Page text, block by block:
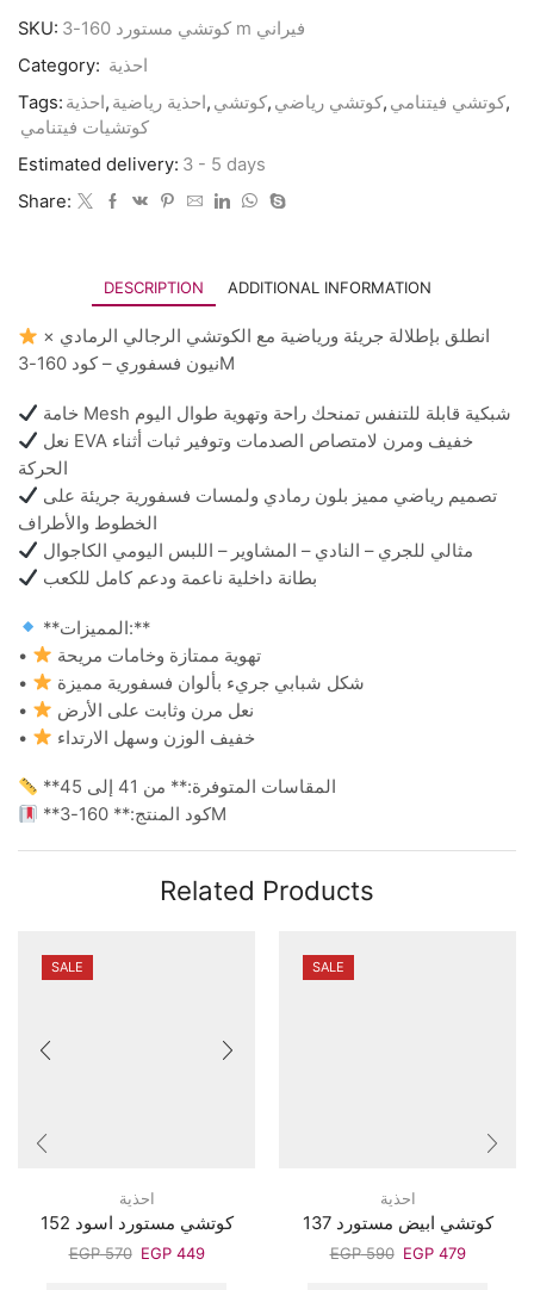
SKU:
كوتشي مستورد 160-3 m فيراني
Category: احذية
Tags: احذية, احذية رياضية, كوتشي, كوتشي رياضي, كوتشي فيتنامي,
كوتشيات فيتنامي
Estimated delivery: 3 - 5 days
Share:
DESCRIPTION ADDITIONAL INFORMATION
نيون فسفوري – كود 160-3M
خامة Mesh شبكية قابلة للتنفس تمنحك راحة وتهوية طوال اليوم
الحركة
الخطوط والأطراف
مثالي للجري – النادي – المشاوير – اللبس اليومي الكاجوال
بطانة داخلية ناعمة ودعم كامل للكعب
**المميزات:**
•
تهوية ممتازة وخامات مريحة
•
شكل شبابي جريء بألوان فسفورية مميزة
•
نعل مرن وثابت على الأرض
•
خفيف الوزن وسهل الارتداء
**المقاسات المتوفرة:** من 41 إلى 45
**كود المنتج:** 160-3M
Related Products
SALE
احذية
كوتشي مستورد اسود 152
EGP570 EGP449
SALE
احذية
كوتشي ابيض مستورد 137
EGP590 EGP479